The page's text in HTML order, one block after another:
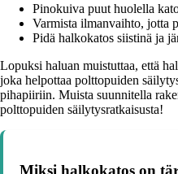
Pinokuiva puut huolella
Varmista ilmanvaihto, jotta
Pidä halkokatos siistinä ja
Lopuksi haluan muistuttaa, että
joka helpottaa polttopuiden
pihapiiriin. Muista suunnitella
polttopuiden säilytysratkaisusta!
Miksi halkokatos on